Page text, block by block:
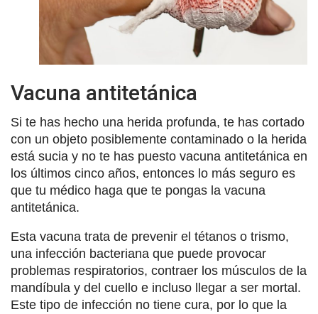
Vacuna antitetánica
Si te has hecho una herida profunda, te has cortado
con un objeto posiblemente contaminado o la herida
está sucia y no te has puesto vacuna antitetánica en
los últimos cinco años, entonces lo más seguro es
que tu médico haga que te pongas la vacuna
antitetánica.
Esta vacuna trata de prevenir el tétanos o trismo,
una infección bacteriana que puede provocar
problemas respiratorios, contraer los músculos de la
mandíbula y del cuello e incluso llegar a ser mortal.
Este tipo de infección no tiene cura, por lo que la